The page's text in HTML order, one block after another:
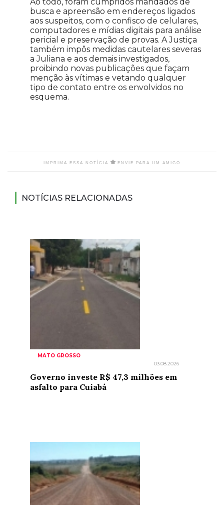
busca e apreensão em endereços ligados
aos suspeitos, com o confisco de celulares,
computadores e mídias digitais para análise
pericial e preservação de provas. A Justiça
também impôs medidas cautelares severas
a Juliana e aos demais investigados,
proibindo novas publicações que façam
menção às vítimas e vetando qualquer
tipo de contato entre os envolvidos no
esquema.
IMPRIMA ESSA NOTÍCIA ENVIE PARA UM AMIGO
NOTÍCIAS RELACIONADAS
MATO GROSSO
03.08.2026
Governo investe R$ 47,3 milhões em
asfalto para Cuiabá